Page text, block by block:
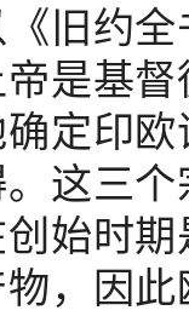
旧约
是基
定印
这三
始时
，因